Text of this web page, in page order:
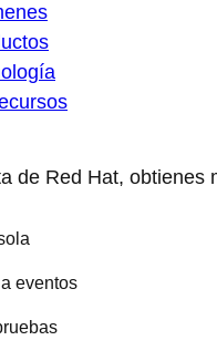
de Red Hat, obtienes
eventos